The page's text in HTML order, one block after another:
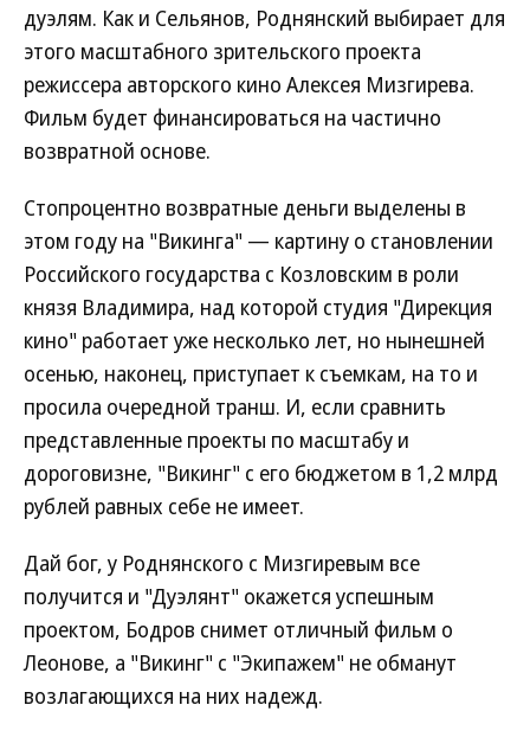
дуэлям. Как и Сельянов, Роднянский выбирает для
этого масштабного зрительского проекта
режиссера авторского кино Алексея Мизгирева.
Фильм будет финансироваться на частично
возвратной основе.
Стопроцентно возвратные деньги выделены в
этом году на "Викинга" — картину о становлении
Российского государства с Козловским в роли
князя Владимира, над которой студия "Дирекция
кино" работает уже несколько лет, но нынешней
осенью, наконец, приступает к съемкам, на то и
просила очередной транш. И, если сравнить
представленные проекты по масштабу и
дороговизне, "Викинг" с его бюджетом в 1,2 млрд
рублей равных себе не имеет.
Дай бог, у Роднянского с Мизгиревым все
получится и "Дуэлянт" окажется успешным
проектом, Бодров снимет отличный фильм о
Леонове, а "Викинг" с "Экипажем" не обманут
возлагающихся на них надежд.